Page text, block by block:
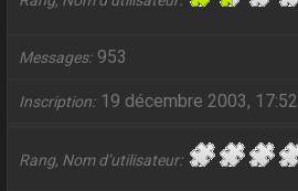
Messages 953
Inscription 19 décembre 2003, 17:52
Rang, Nom d’utilisateur